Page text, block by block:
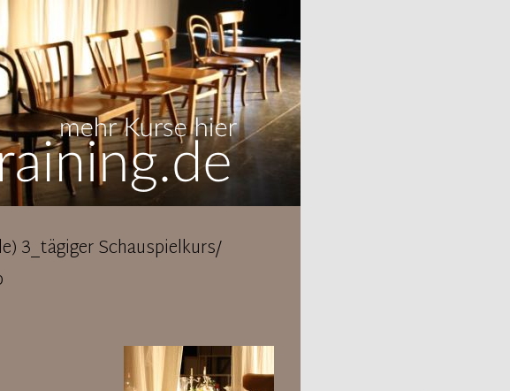
3_tägiger Schauspielkurs/